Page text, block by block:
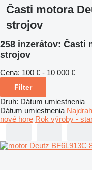
Časti motora
strojov
258 inzerátov: Časti
strojov
Cena: 100 € - 10 000 €
Filter
Druh: Dátum umiestnenia
Dátum umiestnenia
nové hore Rok výroby -